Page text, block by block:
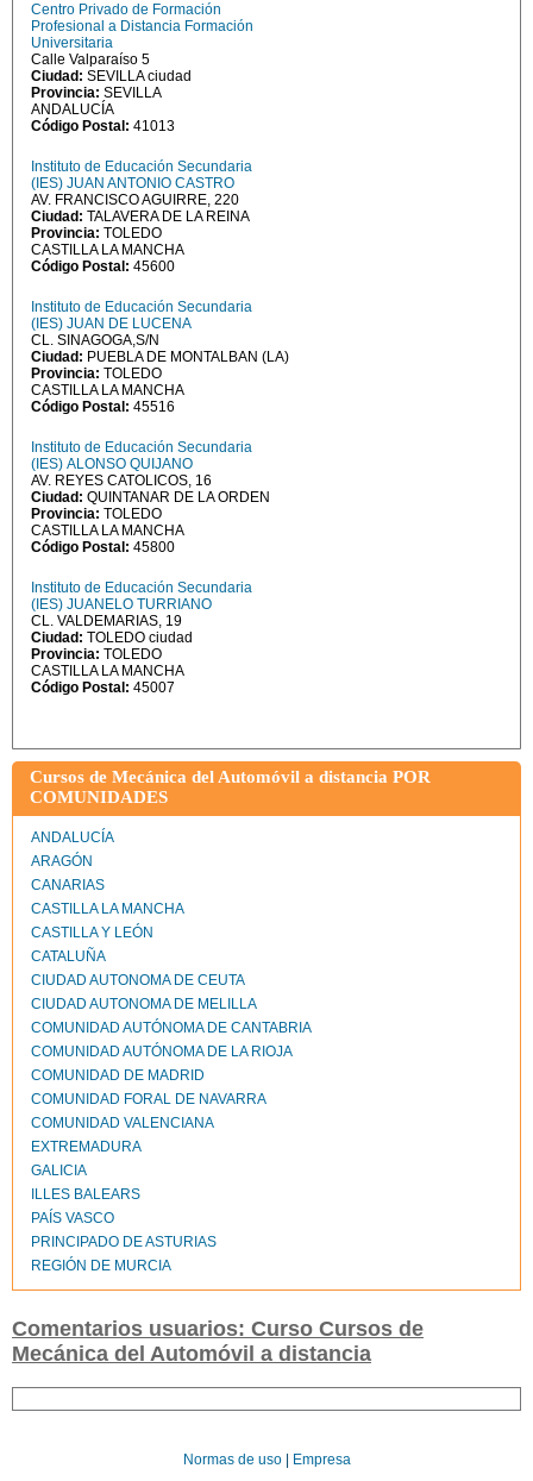
Centro Privado de Formación
Profesional a Distancia Formación
Universitaria
Calle Valparaíso 5
Ciudad: SEVILLA ciudad
Provincia: SEVILLA
ANDALUCÍA
Código Postal: 41013
Instituto de Educación Secundaria
(IES) JUAN ANTONIO CASTRO
AV. FRANCISCO AGUIRRE, 220
Ciudad: TALAVERA DE LA REINA
Provincia: TOLEDO
CASTILLA LA MANCHA
Código Postal: 45600
Instituto de Educación Secundaria
(IES) JUAN DE LUCENA
CL. SINAGOGA,S/N
Ciudad: PUEBLA DE MONTALBAN (LA)
Provincia: TOLEDO
CASTILLA LA MANCHA
Código Postal: 45516
Instituto de Educación Secundaria
(IES) ALONSO QUIJANO
AV. REYES CATOLICOS, 16
Ciudad: QUINTANAR DE LA ORDEN
Provincia: TOLEDO
CASTILLA LA MANCHA
Código Postal: 45800
Instituto de Educación Secundaria
(IES) JUANELO TURRIANO
CL. VALDEMARIAS, 19
Ciudad: TOLEDO ciudad
Provincia: TOLEDO
CASTILLA LA MANCHA
Código Postal: 45007
Cursos de Mecánica del Automóvil a distancia POR
COMUNIDADES
ANDALUCÍA
ARAGÓN
CANARIAS
CASTILLA LA MANCHA
CASTILLA Y LEÓN
CATALUÑA
CIUDAD AUTONOMA DE CEUTA
CIUDAD AUTONOMA DE MELILLA
COMUNIDAD AUTÓNOMA DE CANTABRIA
COMUNIDAD AUTÓNOMA DE LA RIOJA
COMUNIDAD DE MADRID
COMUNIDAD FORAL DE NAVARRA
COMUNIDAD VALENCIANA
EXTREMADURA
GALICIA
ILLES BALEARS
PAÍS VASCO
PRINCIPADO DE ASTURIAS
REGIÓN DE MURCIA
Comentarios usuarios: Curso Cursos de
Mecánica del Automóvil a distancia
Normas de uso| Empresa